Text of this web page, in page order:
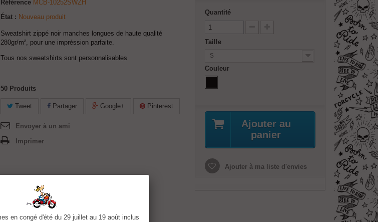
Référence MCB-10252SWZH
État : Nouveau produit
Sweatshirt zippé noir manches longues de haute qualité
280gr/m², pour une impréssion parfaite.
Tous nos sweatshirts sont personnalisables
50 Produits
Tweet Partager Google+ Pinterest
Envoyer à un ami
Imprimer
Quantité
Taille
S
Couleur
Ajouter au
panier
Ajouter à ma liste d'envies
en congé d'été du 29 juillet au 19 août inclus